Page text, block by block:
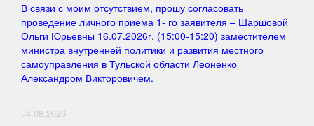
В связи с моим отсутствием, прошу согласовать
проведение личного приема 1- го заявителя – Шаршовой
Ольги Юрьевны 16.07.2026г. (15:00-15:20) заместителем
министра внутренней политики и развития местного
самоуправления в Тульской области Леоненко
Александром Викторовичем.
04.08.2026